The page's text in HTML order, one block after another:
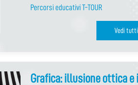
Percorsi educativi T-TOUR
Vedi
Grafica: illusione ottica e